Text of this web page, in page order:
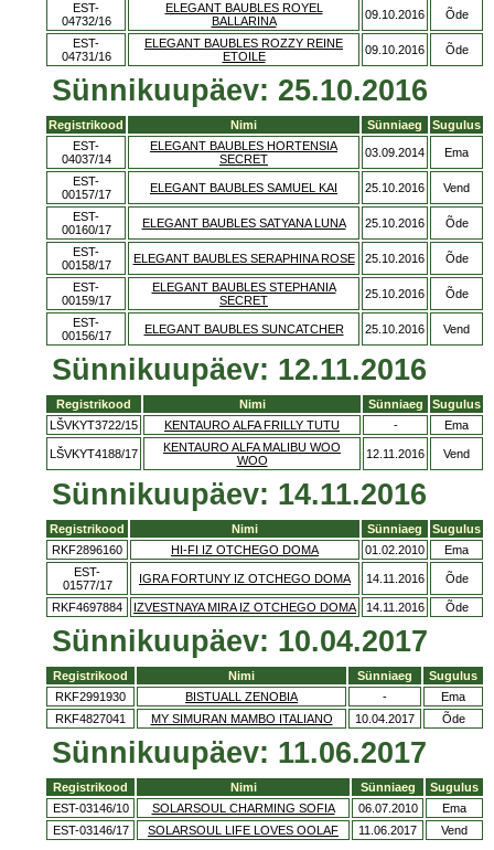
EST-
04732/16
ELEGANT BAUBLES ROYEL
BALLARINA
09.10.2016 Õde
EST-
04731/16
ELEGANT BAUBLES ROZZY REINE
ETOILE
09.10.2016 Õde
Sünnikuupäev: 25.10.2016
Registrikood Nimi Sünniaeg
Sugulus
EST-
04037/14
ELEGANT BAUBLES HORTENSIA
SECRET
03.09.2014 Ema
EST-
00157/17
ELEGANT BAUBLES SAMUEL KAI 25.10.2016 Vend
EST-
00160/17
ELEGANT BAUBLES SATYANA LUNA 25.10.2016 Õde
EST-
00158/17
ELEGANT BAUBLES SERAPHINA ROSE 25.10.2016 Õde
EST-
00159/17
ELEGANT BAUBLES STEPHANIA
SECRET
25.10.2016 Õde
EST-
00156/17
ELEGANT BAUBLES SUNCATCHER 25.10.2016 Vend
Sünnikuupäev: 12.11.2016
Registrikood Nimi Sünniaeg
Sugulus
LŠVKYT3722/15
KENTAURO ALFA FRILLY TUTU - Ema
LŠVKYT4188/17
KENTAURO ALFA MALIBU WOO
WOO
12.11.2016 Vend
Sünnikuupäev: 14.11.2016
Registrikood Nimi Sünniaeg
Sugulus
RKF2896160
HI-FI IZ OTCHEGO DOMA 01.02.2010
Ema
EST-
01577/17
IGRA FORTUNY IZ OTCHEGO DOMA 14.11.2016 Õde
RKF4697884 IZVESTNAYA MIRA IZ OTCHEGO DOMA 14.11.2016 Õde
Sünnikuupäev: 10.04.2017
Registrikood Nimi Sünniaeg
Sugulus
RKF2991930
BISTUALL ZENOBIA -
Ema
RKF4827041
MY SIMURAN MAMBO ITALIANO 10.04.2017 Õde
Sünnikuupäev: 11.06.2017
Registrikood Nimi Sünniaeg
Sugulus
EST-03146/10
SOLARSOUL CHARMING SOFIA 06.07.2010
Ema
EST-03146/17
SOLARSOUL LIFE LOVES OOLAF 11.06.2017 Vend